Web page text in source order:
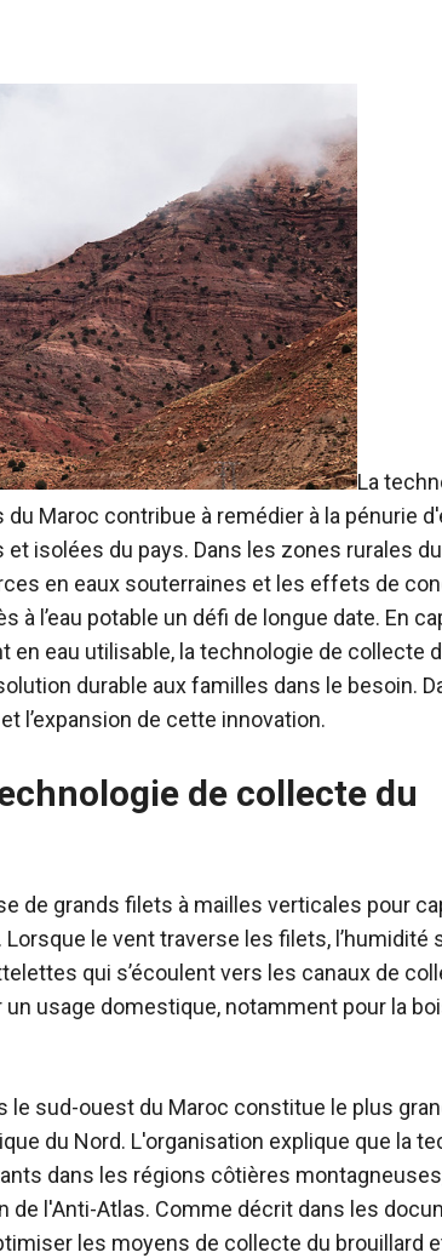
La
Maroc contribue à remédier à la pénurie
isolées du pays. Dans les zones rurales
en eaux souterraines et les effets de
à l’eau potable un défi de longue date. En
en eau utilisable, la technologie de collecte
durable aux familles dans le besoin.
l’expansion de cette innovation.
de collecte du
de grands filets à mailles verticales pour
le vent traverse les filets, l’humidité
qui s’écoulent vers les canaux de
usage domestique, notamment pour la
le sud-ouest du Maroc constitue le plus
du Nord. L'organisation explique que la
dans les régions côtières
de l'Anti-Atlas. Comme décrit dans les
les moyens de collecte du brouillard